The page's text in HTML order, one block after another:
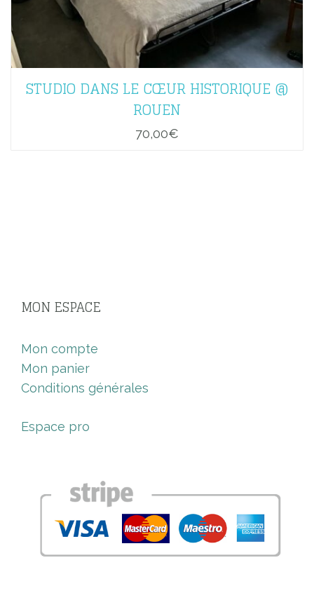
STUDIO DANS LE CŒUR HISTORIQUE @
ROUEN
70,00€
MON ESPACE
Mon compte
Mon panier
Conditions générales
Espace pro